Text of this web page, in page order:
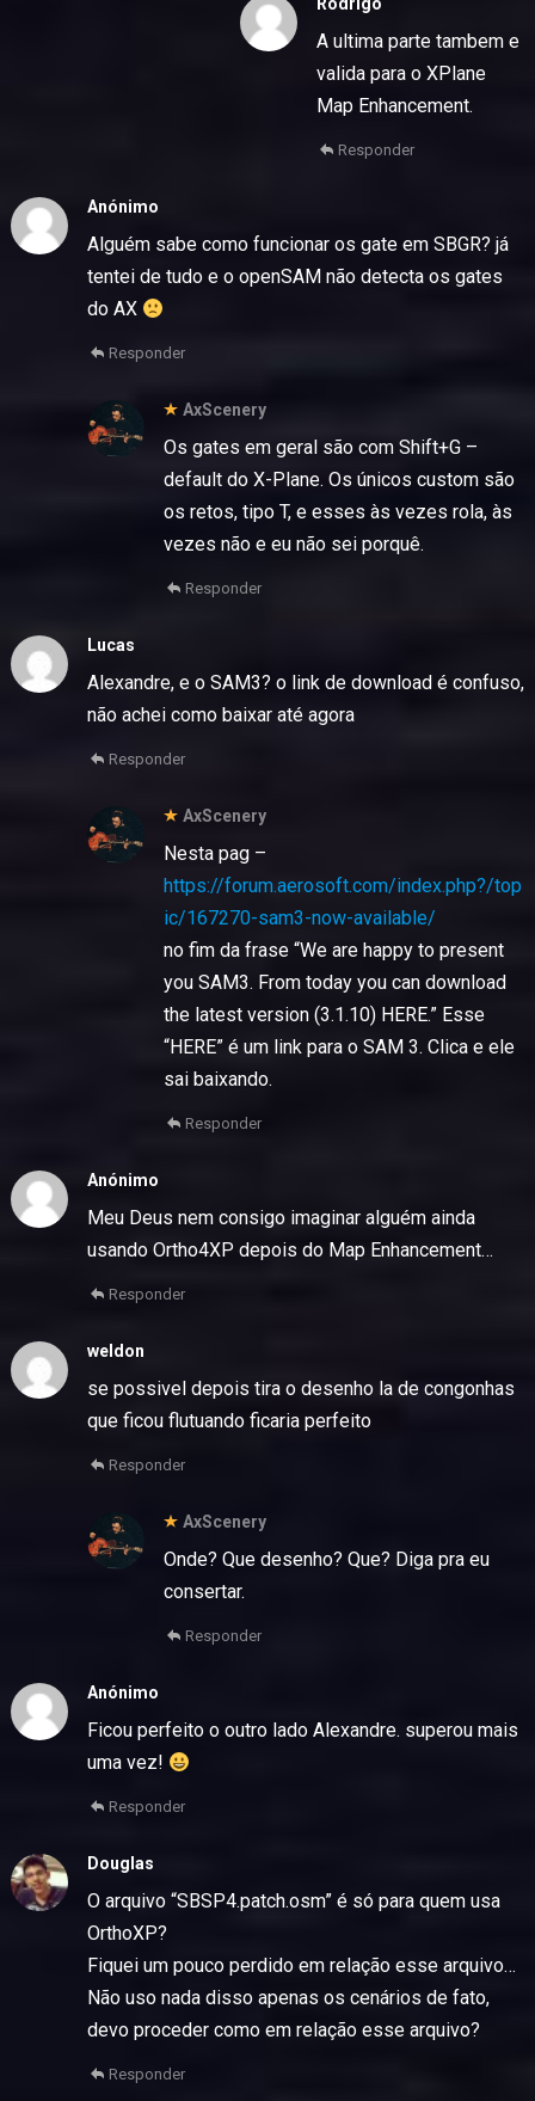
Rodrigo
A ultima parte tambem e
valida para o XPlane
Map Enhancement.
Responder
Anónimo
Alguém sabe como funcionar os gate em SBGR? já
tentei de tudo e o openSAM não detecta os gates
do AX
Responder
AxScenery
Os gates em geral são com Shift+G –
default do X-Plane. Os únicos custom são
os retos, tipo T, e esses às vezes rola, às
vezes não e eu não sei porquê.
Responder
Lucas
Alexandre, e o SAM3? o link de download é confuso,
não achei como baixar até agora
Responder
AxScenery
Nesta pag –
https://forum.aerosoft.com/index.php?/top
ic/167270-sam3-now-available/
no fim da frase “We are happy to present
you SAM3. From today you can download
the latest version (3.1.10) HERE.” Esse
“HERE” é um link para o SAM 3. Clica e ele
sai baixando.
Responder
Anónimo
Meu Deus nem consigo imaginar alguém ainda
usando Ortho4XP depois do Map Enhancement…
Responder
weldon
se possivel depois tira o desenho la de congonhas
que ficou flutuando ficaria perfeito
Responder
AxScenery
Onde? Que desenho? Que? Diga pra eu
consertar.
Responder
Anónimo
Ficou perfeito o outro lado Alexandre. superou mais
uma vez!
Responder
Douglas
O arquivo “SBSP4.patch.osm” é só para quem usa
OrthoXP?
Fiquei um pouco perdido em relação esse arquivo…
Não uso nada disso apenas os cenários de fato,
devo proceder como em relação esse arquivo?
Responder